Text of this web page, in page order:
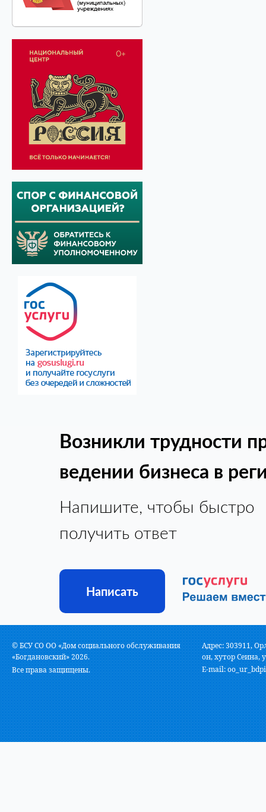
Возникли трудности
ведении бизнеса в
Напишите, чтобы быстро
получить ответ
Написать
© БСУ СО ОО «Дом социального обслуживания
«Богдановский» 2026.
Все права защищены.
Адрес: 303911,
он, хутор Сеина,
E-mail: